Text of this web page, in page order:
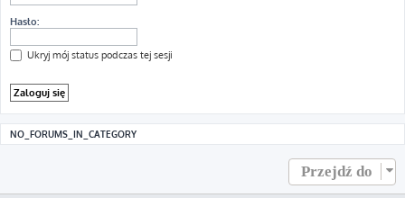
Hasło:
Ukryj mój status podczas tej sesji
NO_FORUMS_IN_CATEGORY
Przejdź do